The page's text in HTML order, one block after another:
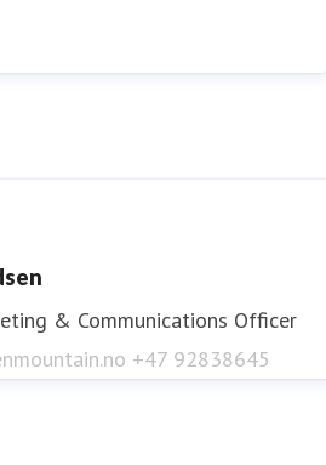
& Communications Officer
+47 92838645